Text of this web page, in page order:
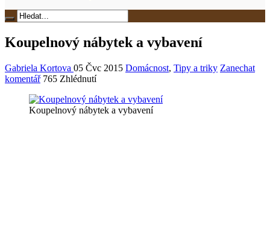
Koupelnový nábytek a vybavení
Gabriela Kortova 05 Čvc 2015 Domácnost, Tipy a triky Zanechat
komentář 765 Zhlédnutí
Koupelnový nábytek a vybavení